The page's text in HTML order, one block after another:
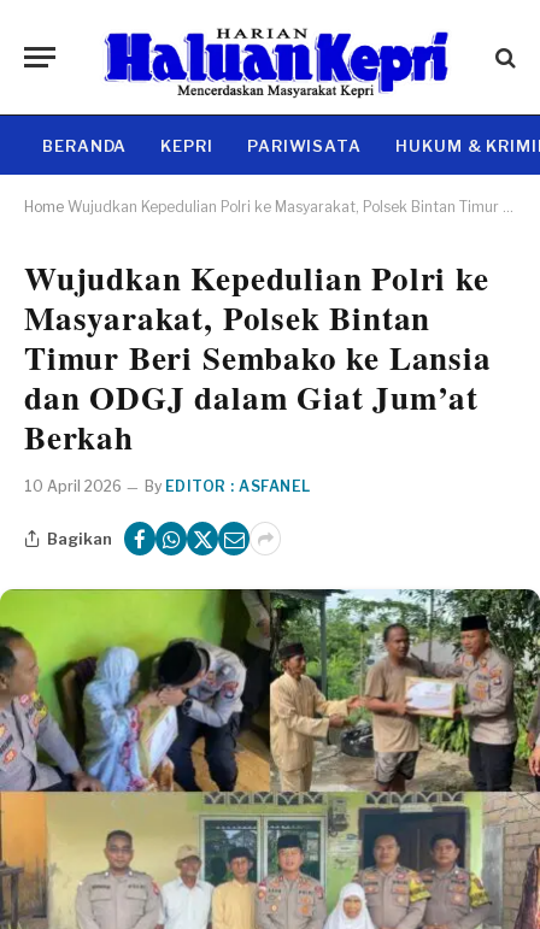
BERANDA KEPRI PARIWISATA HUKUM &
Home Wujudkan Kepedulian Polri ke Masyarakat, Polsek Bintan Timur Beri Sembako ke Lansia dan ODGJ dalam Giat Jum’at Berkah
Wujudkan Kepedulian Polri ke
Masyarakat, Polsek Bintan
Timur Beri Sembako ke Lansia
dan ODGJ dalam Giat Jum’at
Berkah
10 April 2026 By EDITOR : ASFANEL
Bagikan